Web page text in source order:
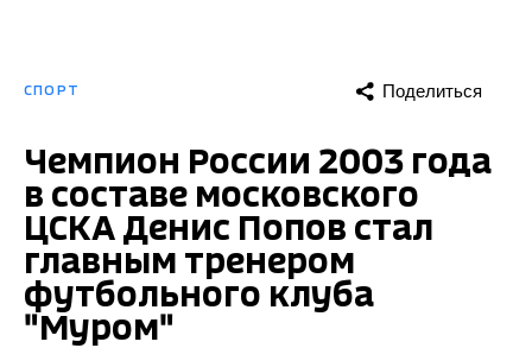
СПОРТ Поделиться
Чемпион России 2003 года
в составе московского
ЦСКА Денис Попов стал
главным тренером
футбольного клуба
"Муром"